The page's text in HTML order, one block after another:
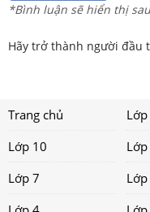
*Bình luận sẽ hiển thị
Hãy trở thành người đầu
Trang chủ
Lớp 10
Lớp
Lớp 7
Lớp